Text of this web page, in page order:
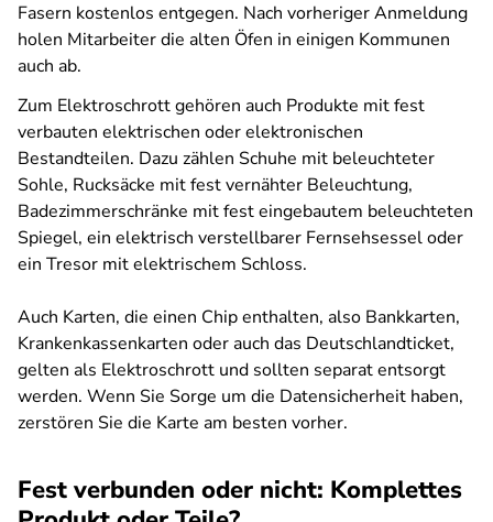
Fasern kostenlos entgegen. Nach vorheriger Anmeldung
holen Mitarbeiter die alten Öfen in einigen Kommunen
auch ab.
Zum Elektroschrott gehören auch Produkte mit fest
verbauten elektrischen oder elektronischen
Bestandteilen. Dazu zählen Schuhe mit beleuchteter
Sohle, Rucksäcke mit fest vernähter Beleuchtung,
Badezimmerschränke mit fest eingebautem beleuchteten
Spiegel, ein elektrisch verstellbarer Fernsehsessel oder
ein Tresor mit elektrischem Schloss.
Auch Karten, die einen Chip enthalten, also Bankkarten,
Krankenkassenkarten oder auch das Deutschlandticket,
gelten als Elektroschrott und sollten separat entsorgt
werden. Wenn Sie Sorge um die Datensicherheit haben,
zerstören Sie die Karte am besten vorher.
Fest verbunden oder nicht: Komplettes